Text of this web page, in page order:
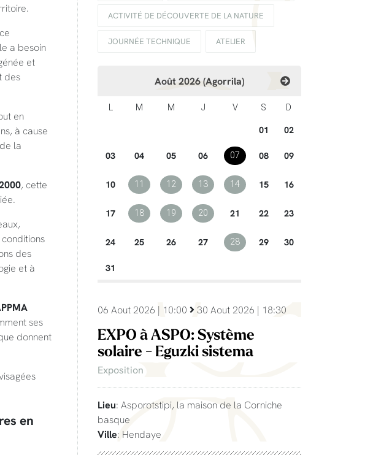
a besoin
et
des
en
à cause
la
, cette
des
et à
ses
donnent
en
ACTIVITÉ DE DÉCOUVERTE DE LA NATURE
JOURNÉE TECHNIQUE ATELIER
Août 2026 (Agorrila)
L M M J V S D
01 02
03 04 05 06 07 08 09
10 11 12 13 14 15 16
17 18 19 20 21 22 23
24 25 26 27 28 29 30
31
06 Aout 2026 | 10:00 30 Aout 2026 | 18:30
EXPO à ASPO: Système
solaire - Eguzki sistema
Exposition
Lieu: Asporotstipi, la maison de la Corniche
basque
Ville: Hendaye